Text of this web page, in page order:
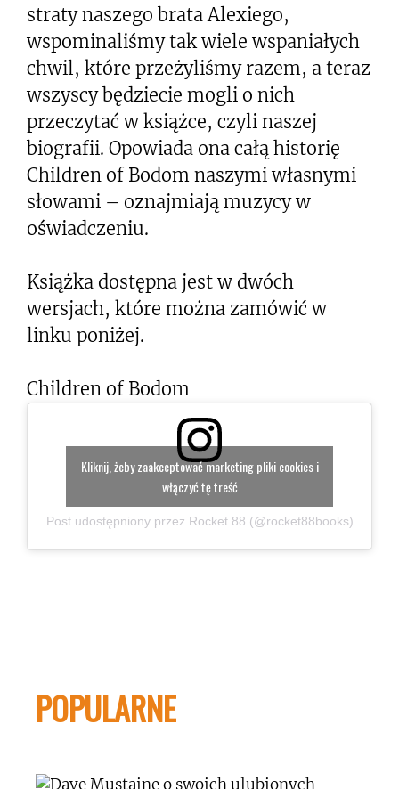
straty naszego brata Alexiego,
wspominaliśmy tak wiele wspaniałych
chwil, które przeżyliśmy razem, a teraz
wszyscy będziecie mogli o nich
przeczytać w książce, czyli naszej
biografii. Opowiada ona całą historię
Children of Bodom naszymi własnymi
słowami – oznajmiają muzycy w
oświadczeniu.
Książka dostępna jest w dwóch
wersjach, które można zamówić w
linku poniżej.
Children of Bodom
Post udostępniony przez Rocket 88 (@rocket88books)
Kliknij, żeby zaakceptować marketing pliki cookies i
włączyć tę treść
POPULARNE